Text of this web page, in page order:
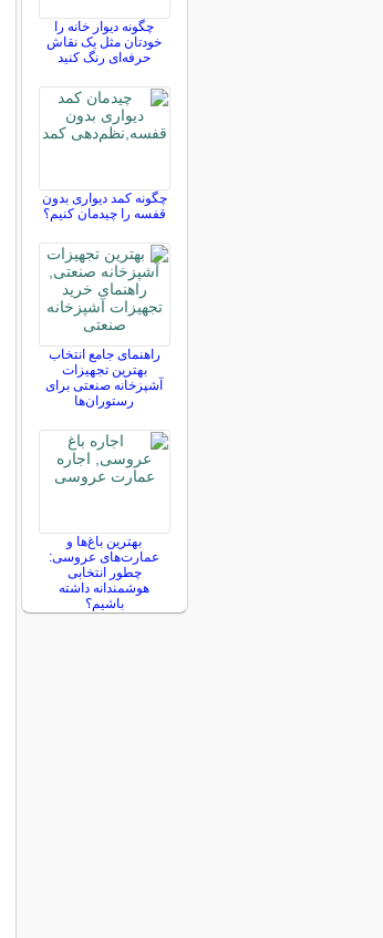
چگونه دیوار خانه را
خودتان مثل یک نقاش
حرفه‌ای رنگ کنید
چگونه کمد دیواری بدون
قفسه را چیدمان کنیم؟
راهنمای جامع انتخاب
بهترین تجهیزات
آشپزخانه صنعتی برای
رستوران‌ها
بهترین باغ‌ها و
عمارت‌های عروسی:
چطور انتخابی
هوشمندانه داشته
باشیم؟